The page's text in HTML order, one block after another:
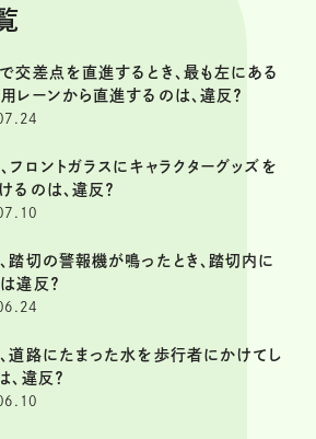
交差点を直進するとき、最も左にある
レーンから直進するのは、違反？
フロントガラスにキャラクターグッズを
るのは、違反？
踏切の警報機が鳴ったとき、踏切内に
違反？
道路にたまった水を歩行者にかけてし
、違反？